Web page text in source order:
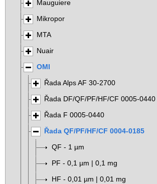
Mauguiere
Mikropor
MTA
Nuair
OMI
Řada Alps AF 30-2700
Řada DF/QF/PF/HF/CF 0005-0440
Řada F 0005-0440
Řada QF/PF/HF/CF 0004-0185
QF - 1 µm
PF - 0,1 µm | 0,1 mg
HF - 0,01 µm | 0,01 mg